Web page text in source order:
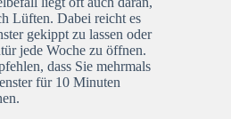
Lüften. Dabei reicht es
gekippt zu lassen oder
jede Woche zu öffnen.
dass Sie mehrmals
für 10 Minuten